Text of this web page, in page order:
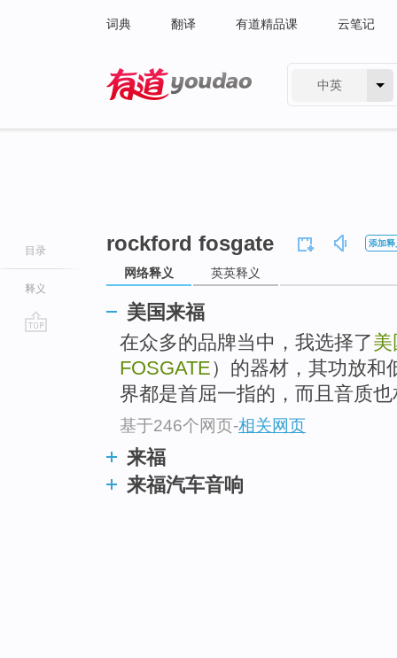
词典 翻译 有道精品课 云笔记
中英
目录
释义
rockford fosgate 添加释
网络释义 英英释义
美国来福
在众多的品牌当中，我选择了
FOSGATE）的器材，其功放和
界都是首屈一指的，而且音质
基于246个网页-相关网页
来福
来福汽车音响